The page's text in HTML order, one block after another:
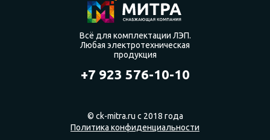
Всё для комплектации ЛЭП.
Любая электротехническая
продукция
+7 923 576-10-10
© ck-mitra.ru с 2018 года
Политика конфиденциальности